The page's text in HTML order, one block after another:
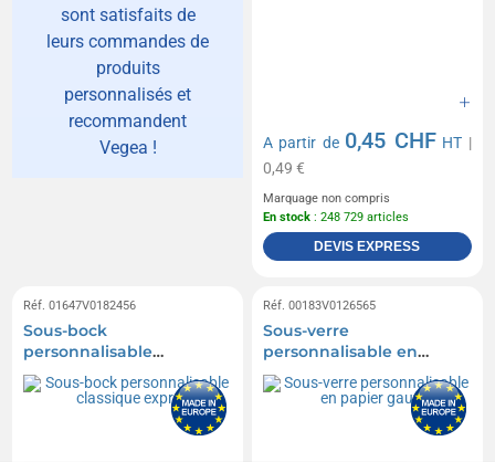
sont satisfaits de
leurs commandes de
produits
personnalisés et
recommandent
Vegea !
A partir de 0,45 CHF HT |
0,49 €
Marquage non compris
En stock : 248 729 articles
DEVIS EXPRESS
Réf. 01647V0182456
Sous-bock
personnalisable
classique express
Réf. 00183V0126565
Sous-verre
personnalisable en
papier gaufré